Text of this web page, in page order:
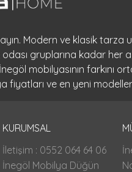
Modern ve klasik
gruplarına kadar
mobilyasının farkını
fiyatları ve en yeni
KURUMSAL
İletişim : 0552 064 64 06
İnegöl Mobilya Düğün